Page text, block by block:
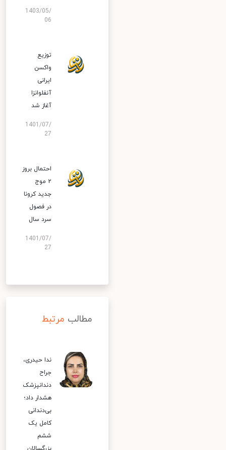
1403/05/
06
توزیع
واکسن
ایرانی
آنفلوانزا
آغاز شد
1401/07/
27
احتمال بروز
۲ موج
جدید کرونا
در فصول
سرد سال
1401/07/
27
مطالب مرتبط
ندا حیدری،
جراح
دندانپزشک
هشدار داد؛
بی‌دندانی
کامل یک
ششم